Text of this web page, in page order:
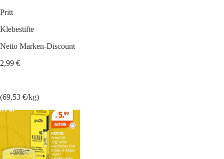
Pritt
Klebestifte
Netto Marken-Discount
2,99 €
(69,53 €/kg)